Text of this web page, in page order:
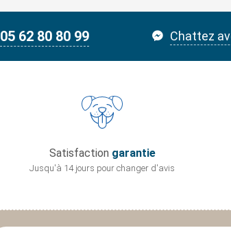
05 62 80 80 99 Chattez
Satisfaction garantie
Jusqu'à 14 jours pour changer d'avis